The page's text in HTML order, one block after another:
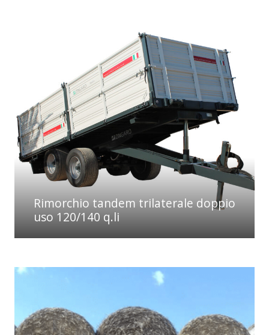
Rimorchio tandem trilaterale doppio
uso 120/140 q.li